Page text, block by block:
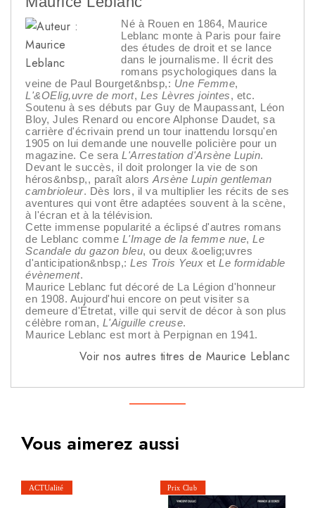
Né à Rouen en 1864, Maurice
Leblanc monte à Paris pour faire
des études de droit et se lance
dans le journalisme. Il écrit des
romans psychologiques dans la
veine de Paul Bourget&nbsp,: Une Femme,
L'&OElig,uvre de mort, Les Lèvres jointes, etc.
Soutenu à ses débuts par Guy de Maupassant, Léon
Bloy, Jules Renard ou encore Alphonse Daudet, sa
carrière d'écrivain prend un tour inattendu lorsqu'en
1905 on lui demande une nouvelle policière pour un
magazine. Ce sera L'Arrestation d'Arsène Lupin.
Devant le succès, il doit prolonger la vie de son
héros&nbsp,, paraît alors Arsène Lupin gentleman
cambrioleur. Dès lors, il va multiplier les récits de ses
aventures qui vont être adaptées souvent à la scène,
à l'écran et à la télévision.
Cette immense popularité a éclipsé d'autres romans
de Leblanc comme L'Image de la femme nue, Le
Scandale du gazon bleu, ou deux &oelig;uvres
d'anticipation&nbsp,: Les Trois Yeux et Le formidable
évènement.
Maurice Leblanc fut décoré de La Légion d'honneur
en 1908. Aujourd'hui encore on peut visiter sa
demeure d'Étretat, ville qui servit de décor à son plus
célèbre roman, L'Aiguille creuse.
Maurice Leblanc est mort à Perpignan en 1941.
Voir nos autres titres de Maurice Leblanc
Vous aimerez aussi